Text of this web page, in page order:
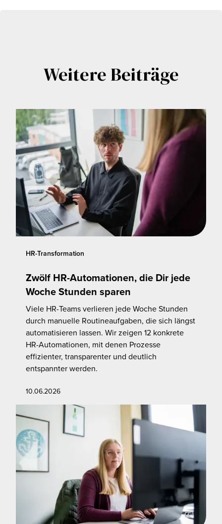
Weitere Beiträge
HR-Transformation
Zwölf HR-Automationen, die Dir jede
Woche Stunden sparen
Viele HR-Teams verlieren jede Woche Stunden
durch manuelle Routineaufgaben, die sich längst
automatisieren lassen. Wir zeigen 12 konkrete
HR-Automationen, mit denen Prozesse
effizienter, transparenter und deutlich
entspannter werden.
10.06.2026